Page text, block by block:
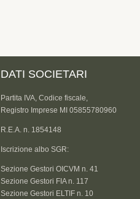
DATI SOCIETARI
Partita IVA, Codice fiscale,
Registro Imprese MI 05855780960
R.E.A. n. 1854148
Iscrizione albo SGR:
Sezione Gestori OICVM n. 41
Sezione Gestori FIA n. 117
Sezione Gestori ELTIF n. 10